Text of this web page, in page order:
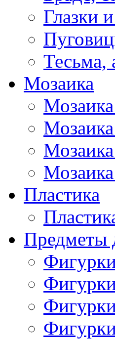
Глазки
Тесьма,
Мозаика
Пластика
Предметы